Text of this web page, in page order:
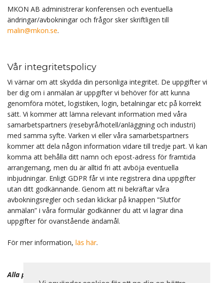
MKON AB administrerar konferensen och eventuella
ändringar/avbokningar och frågor sker skriftligen till
malin@mkon.se.
Vår integritetspolicy
Vi värnar om att skydda din personliga integritet. De uppgifter vi
ber dig om i anmälan är uppgifter vi behöver för att kunna
genomföra mötet, logistiken, login, betalningar etc på korrekt
sätt. Vi kommer att lämna relevant information med våra
samarbetspartners (resebyrå/hotell/anläggning och industri)
med samma syfte. Varken vi eller våra samarbetspartners
kommer att dela någon information vidare till tredje part. Vi kan
komma att behålla ditt namn och epost-adress för framtida
arrangemang, men du är alltid fri att avböja eventuella
inbjudningar. Enligt GDPR får vi inte registrera dina uppgifter
utan ditt godkännande. Genom att ni bekräftar våra
avbokningsregler och sedan klickar på knappen ”Slutför
anmälan” i våra formulär godkänner du att vi lagrar dina
uppgifter för ovanstående ändamål.
För mer information, läs här.
Alla priserna ovan är exkl. moms.